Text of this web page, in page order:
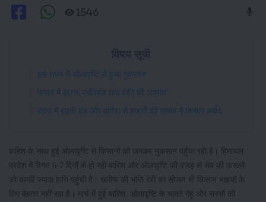
1546
इस राज्य में ओलावृष्टि से हुआ नुकसान
फसल में 80% प्रतिशत तक हानि की आशंका
राज्य में बढ़ती ठंड और बारिश से हजारों की संख्या में किसान बर्बाद
बारिश के साथ हुई ओलावृष्टि से किसानों को जमकर नुकसान पहुँचा रही है। हिमाचल
प्रदेश में विगत 6-7 दिनोें से हो रही बारिश और ओलावृष्टि की वजह से सेब की फसलों
को काफी ज्यादा हानि पहुंची है। खरीफ की भांति रबी का सीजन भी किसान भाइयों के
लिए बेहतर नहीं रहा है। मार्च में हुई बारिश, ओलावृष्टि के चलते गेहूं और सरसों की